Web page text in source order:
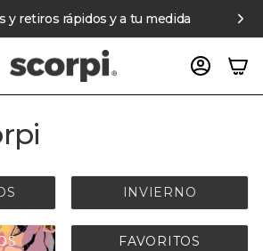
$70.000 pagando con Mercado
y retiros rápidos y a tu medida
INVIERNO
FAVORITOS